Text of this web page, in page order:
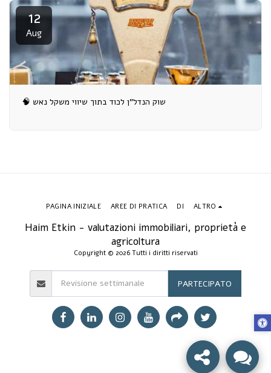
12
Aug
🧠 שוק הנדל"ן לכוד בתוך שיווי משקל נאש
Haim Etkin - valutazioni immobiliari, proprietà e
agricoltura
Copyright © 2026 Tutti i diritti riservati
PAGINA INIZIALE AREE DI PRATICA DI ALTRO
PARTECIPATO